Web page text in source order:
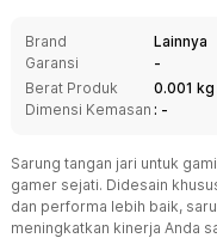
Brand
Lainnya
Garansi
-
Berat Produk
0.001 kg
Dimensi Kemasan : -
Sarung tangan jari untuk
gamer sejati. Didesain
dan performa lebih baik,
meningkatkan kinerja Anda